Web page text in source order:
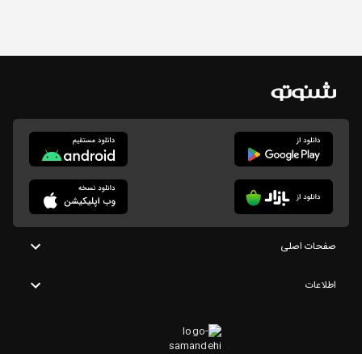
صفحات اصلی
اطلاعات